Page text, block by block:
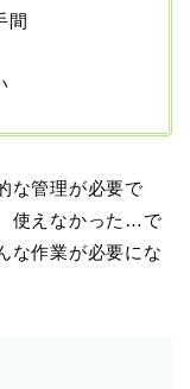
間
な管理が必要で
使えなかった…で
な作業が必要にな